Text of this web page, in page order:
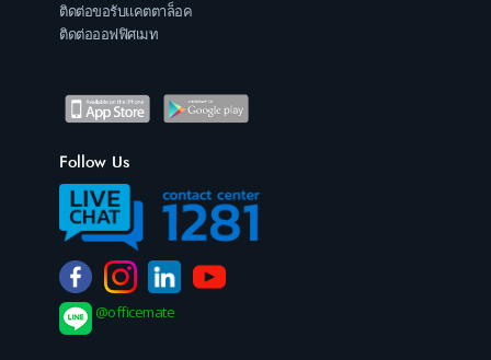
ติดต่อขอรับแคตตาล็อค
ติดต่อออฟฟิศเมท
Follow Us
@officemate